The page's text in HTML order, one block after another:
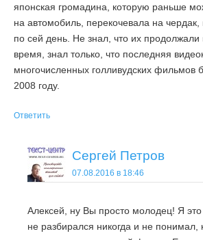
японская громадина, которую раньше
на автомобиль, перекочевала на чердак,
по сей день. Не знал, что их продолжали
время, знал только, что последняя
многочисленных голливудских фильмов
2008 году.
Ответить
Сергей Петров
07.08.2016 в 18:46
Алексей, ну Вы просто молодец! Я
не разбирался никогда и не понимал,